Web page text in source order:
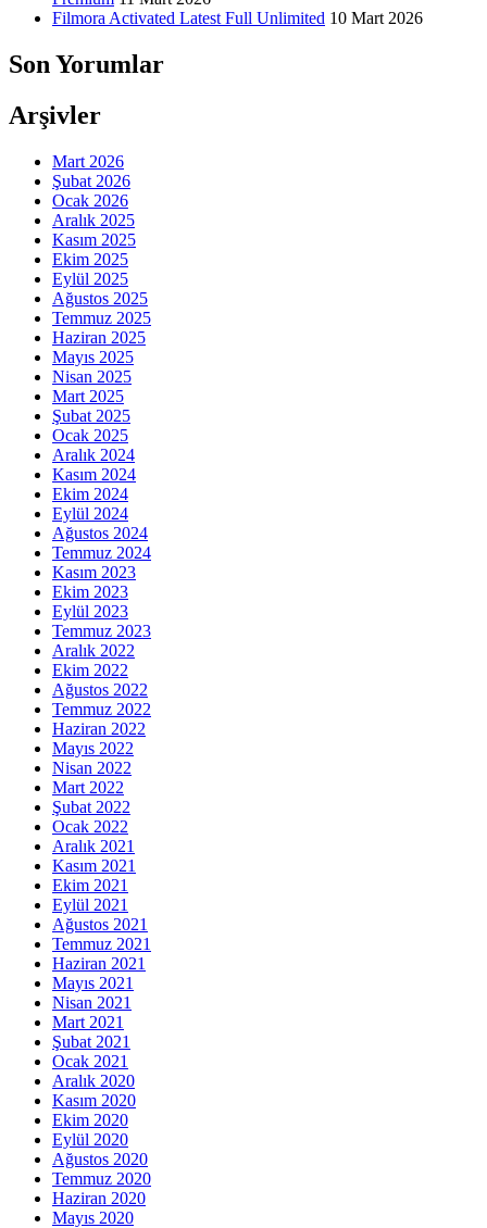
Filmora Activated Latest Full Unlimited 10 Mart 2026
Son Yorumlar
Arşivler
Mart 2026
Şubat 2026
Ocak 2026
Aralık 2025
Kasım 2025
Ekim 2025
Eylül 2025
Ağustos 2025
Temmuz 2025
Haziran 2025
Mayıs 2025
Nisan 2025
Mart 2025
Şubat 2025
Ocak 2025
Aralık 2024
Kasım 2024
Ekim 2024
Eylül 2024
Ağustos 2024
Temmuz 2024
Kasım 2023
Ekim 2023
Eylül 2023
Temmuz 2023
Aralık 2022
Ekim 2022
Ağustos 2022
Temmuz 2022
Haziran 2022
Mayıs 2022
Nisan 2022
Mart 2022
Şubat 2022
Ocak 2022
Aralık 2021
Kasım 2021
Ekim 2021
Eylül 2021
Ağustos 2021
Temmuz 2021
Haziran 2021
Mayıs 2021
Nisan 2021
Mart 2021
Şubat 2021
Ocak 2021
Aralık 2020
Kasım 2020
Ekim 2020
Eylül 2020
Ağustos 2020
Temmuz 2020
Haziran 2020
Mayıs 2020